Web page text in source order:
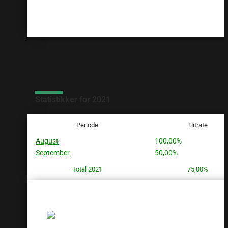
Periode Hitrate
August
100,00%
September
50,00%
Total 2021 75,00%